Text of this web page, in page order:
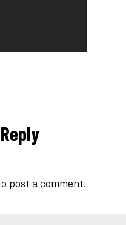
post a comment.